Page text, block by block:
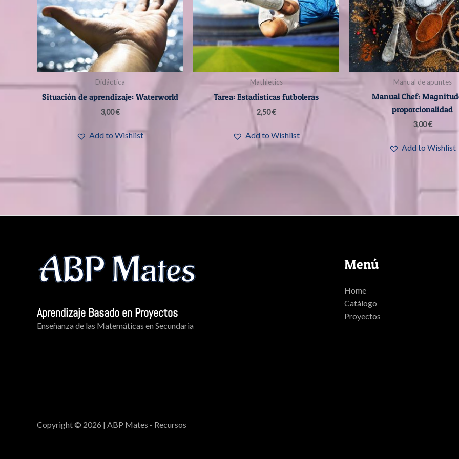
Didáctica
Situación de aprendizaje: Waterworld
3,00€
Add to Wishlist
Mathletics
Tarea: Estadísticas futboleras
2,50€
Add to Wishlist
Manual de apuntes
Manual Chef:
proporcionalidad
3,00€
Add to Wishlist
Aprendizaje Basado en Proyectos
Enseñanza de las Matemáticas en Secundaria
Menú
Home
Catálogo
Proyectos
Copyright © 2026 | ABP Mates - Recursos